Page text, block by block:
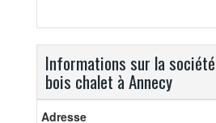
Informations sur la
bois chalet à Annecy
Adresse